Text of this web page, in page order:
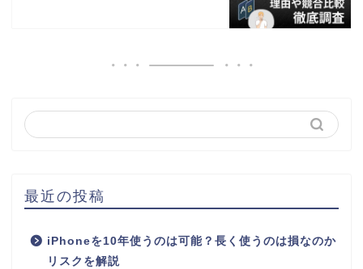
最近の投稿
iPhoneを10年使うのは可能？長く使うのは損なのか
リスクを解説